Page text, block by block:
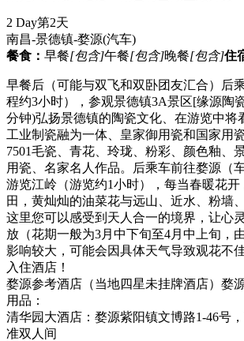
2 Day第2天
南昌-景德镇-婺源(汽车)
餐食： 早餐[包含]午餐[包含]晚餐[包含]住
早餐后（可能与双飞和双卧团友汇合）后
程约3小时），参观景德镇3A景区[缘源陶
分钟)弘扬景德镇的陶瓷文化、在游览中将
工业制瓷融为一体、皇家御用瓷和国家用
7501毛瓷、青花、玲珑、粉彩、颜色釉、
用瓷、名家名人作品。后乘车前往婺源（
游览江岭（游览约1小时），每当春暖花
田，黄灿灿的油菜花与远山、近水、粉墙
这里您可以感受到天人合一的境界，让心
放（花期一般为3月中下旬至4月中上旬，
影响较大，可能会因具体天气导致观花不
入住酒店！
婺源参考酒店（当地四星未挂牌酒店）婺
用品：
清华园大酒店：婺源紫阳镇文博路1-46号
准双人间